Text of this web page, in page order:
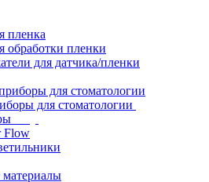
пленка
обработки пленки
для датчика/пленки
для стоматологии
Flow